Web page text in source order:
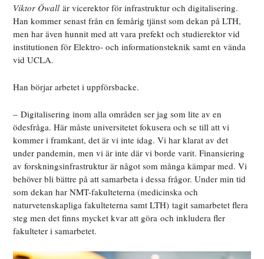
Viktor Öwallär vicerektor för infrastruktur och digitalisering.
Han kommer senast från en femårig tjänst som dekan på LTH,
men har även hunnit med att vara prefekt och studierektor vid
institutionen för Elektro- och informationsteknik samt en vända
vid UCLA.
Han börjar arbetet i uppförsbacke.
– Digitalisering inom alla områden ser jag som lite av en
ödesfråga. Här måste universitetet fokusera och se till att vi
kommer i framkant, det är vi inte idag. Vi har klarat av det
under pandemin, men vi är inte där vi borde varit. Finansiering
av forskningsinfrastruktur är något som många kämpar med. Vi
behöver bli bättre på att samarbeta i dessa frågor. Under min tid
som dekan har NMT-fakulteterna (medicinska och
naturvetenskapliga fakulteterna samt LTH) tagit samarbetet flera
steg men det finns mycket kvar att göra och inkludera fler
fakulteter i samarbetet.